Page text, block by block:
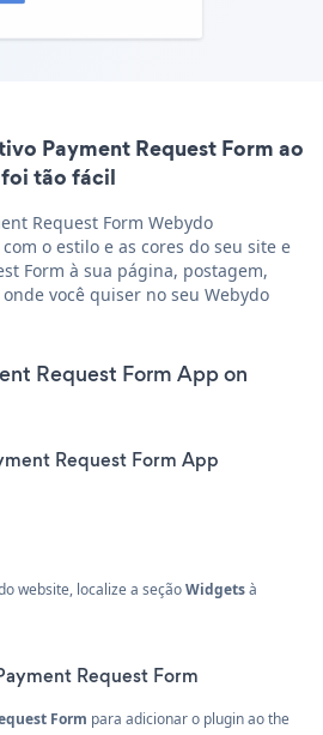
Payment Request Form ao
tão fácil
Request Form Webydo
o estilo e as cores do seu site e
Form à sua página, postagem,
você quiser no seu Webydo
Request Form App on
Request Form App
website, localize a seçãoWidgetsà
Request Form
Form para adicionar o plugin ao the